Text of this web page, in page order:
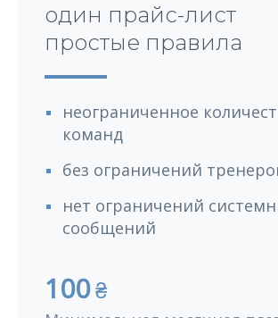
один прайс-лист
простые правила
неограниченное
команд
без ограничений
нет ограничений
сообщений
100₴